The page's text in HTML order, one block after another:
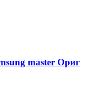
master Ориг